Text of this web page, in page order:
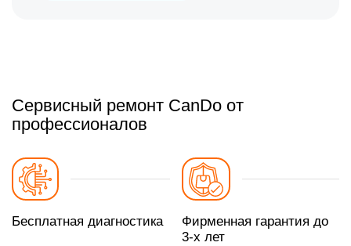
Сервисный ремонт CanDo от
профессионалов
Бесплатная диагностика
Фирменная гарантия до
3-х лет